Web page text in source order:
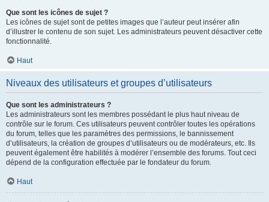
Que sont les icônes de sujet ?
Les icônes de sujet sont de petites images que l’auteur peut insérer afin
d’illustrer le contenu de son sujet. Les administrateurs peuvent désactiver cette
fonctionnalité.
Haut
Niveaux des utilisateurs et groupes d’utilisateurs
Que sont les administrateurs ?
Les administrateurs sont les membres possédant le plus haut niveau de
contrôle sur le forum. Ces utilisateurs peuvent contrôler toutes les opérations
du forum, telles que les paramètres des permissions, le bannissement
d’utilisateurs, la création de groupes d’utilisateurs ou de modérateurs, etc. Ils
peuvent également être habilités à modérer l’ensemble des forums. Tout ceci
dépend de la configuration effectuée par le fondateur du forum.
Haut